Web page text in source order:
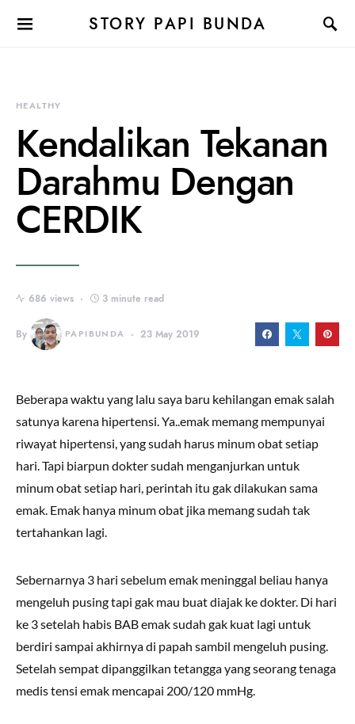
STORY PAPI BUNDA
HEALTHY
Kendalikan Tekanan
Darahmu Dengan
CERDIK
686 views 3 minute read
By PAPIBUNDA 23 May 2019
Beberapa waktu yang lalu saya baru kehilangan emak salah
satunya karena hipertensi. Ya..emak memang mempunyai
riwayat hipertensi, yang sudah harus minum obat setiap
hari. Tapi biarpun dokter sudah menganjurkan untuk
minum obat setiap hari, perintah itu gak dilakukan sama
emak. Emak hanya minum obat jika memang sudah tak
tertahankan lagi.
Sebernarnya 3 hari sebelum emak meninggal beliau hanya
mengeluh pusing tapi gak mau buat diajak ke dokter. Di hari
ke 3 setelah habis BAB emak sudah gak kuat lagi untuk
berdiri sampai akhirnya di papah sambil mengeluh pusing.
Setelah sempat dipanggilkan tetangga yang seorang tenaga
medis tensi emak mencapai 200/120 mmHg.